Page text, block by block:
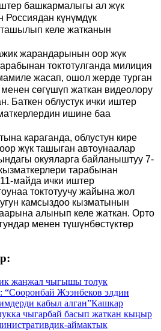
башкармалыгы ал жүк
Россиядан күнүмдүк
келе жатканын
жарандарынын оор жүк
токтотулганда милиция
жасап, ошол жерде турган
менен сөгүшүп жаткан видеолору
Баткен облустук ички иштер
ишине баа
караганда, облустун кире
жүк ташыган автоунаалар
окуяларга байланыштуу 7-
тарабынан
11-майда ички иштер
токтотуучу жайына жол
камсыздоо кызматынын
алынып келе жаткан. Орто
менен түшүнбөстүктөр
жаңжал чыгышы толук
Жээнбеков элдин
кабыл алган”Кашкар
чыгарбай басып жаткан кыңыр
аймактык